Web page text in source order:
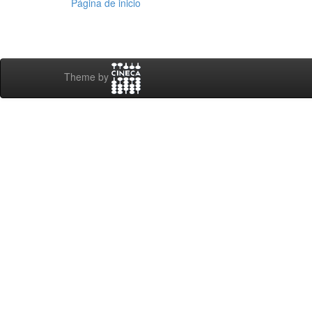
Página de inicio
Theme by